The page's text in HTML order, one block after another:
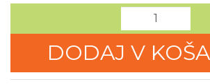
DODAJ V